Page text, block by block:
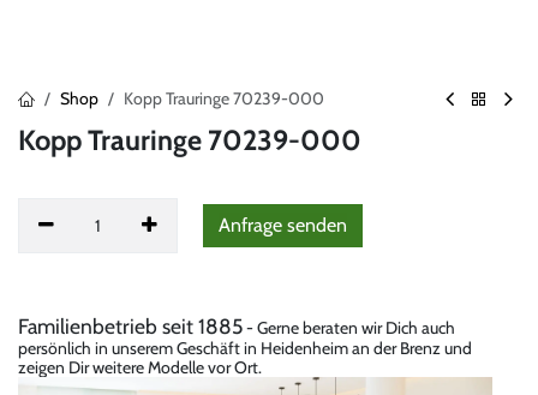
Shop Kopp Trauringe 70239-000
Kopp Trauringe 70239-000
Anfrag​e senden
Familienbetrieb seit 1885- Gerne beraten wir Dich auch
persönlich in unserem Geschäft in Heidenheim an der Brenz und
zeigen Dir weitere Modelle vor Ort.